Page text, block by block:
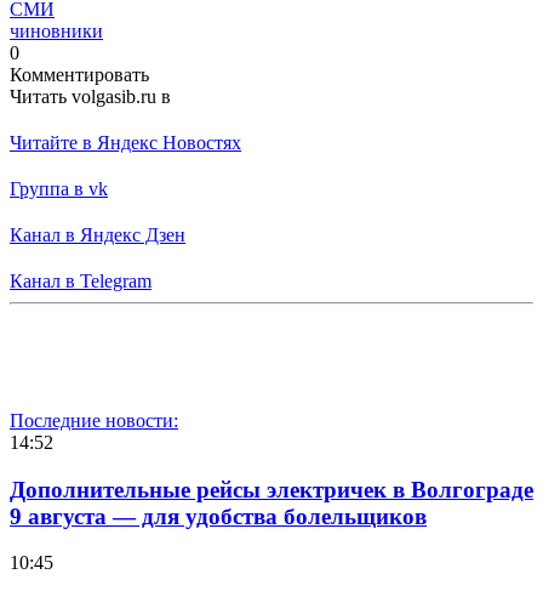
СМИ
чиновники
0
Комментировать
Читать volgasib.ru в
Читайте в Яндекс Новостях
Группа в vk
Канал в Яндекс Дзен
Канал в Telegram
Последние новости:
14:52
Дополнительные рейсы электричек в Волгограде
9 августа — для удобства болельщиков
10:45